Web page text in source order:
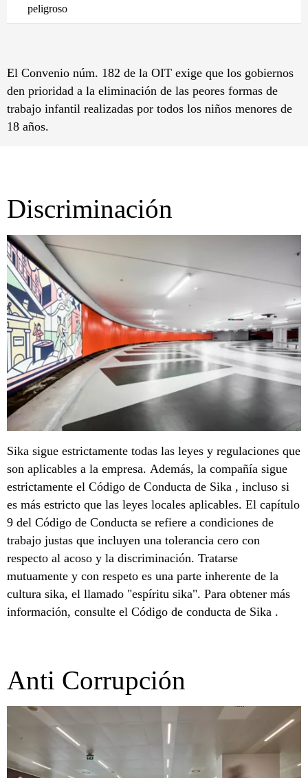
peligroso
El Convenio núm. 182 de la OIT exige que los gobiernos
den prioridad a la eliminación de las peores formas de
trabajo infantil realizadas por todos los niños menores de
18 años.
Discriminación
Sika sigue estrictamente todas las leyes y regulaciones que
son aplicables a la empresa. Además, la compañía sigue
estrictamente el Código de Conducta de Sika , incluso si
es más estricto que las leyes locales aplicables. El capítulo
9 del Código de Conducta se refiere a condiciones de
trabajo justas que incluyen una tolerancia cero con
respecto al acoso y la discriminación. Tratarse
mutuamente y con respeto es una parte inherente de la
cultura sika, el llamado "espíritu sika". Para obtener más
información, consulte el Código de conducta de Sika .
Anti Corrupción